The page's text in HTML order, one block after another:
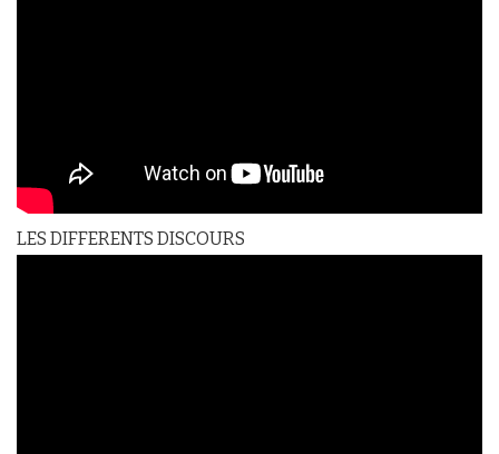
LES DIFFERENTS DISCOURS